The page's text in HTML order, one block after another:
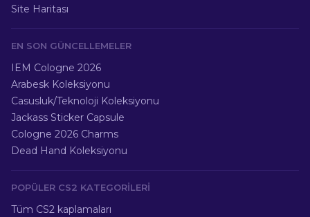
Site Haritası
EN SON GÜNCELLEMELER
IEM Cologne 2026
Arabesk Koleksiyonu
Casusluk/Teknoloji Koleksiyonu
Jackass Sticker Capsule
Cologne 2026 Charms
Dead Hand Koleksiyonu
POPÜLER CS2 KATEGORILERI
Tüm CS2 kaplamaları